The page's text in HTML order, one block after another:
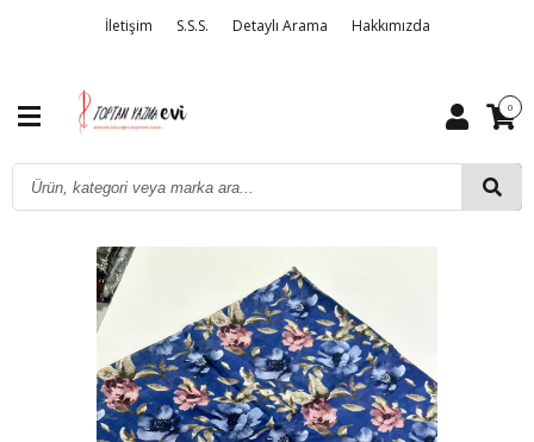
İletişim S.S.S. Detaylı Arama Hakkımızda
0